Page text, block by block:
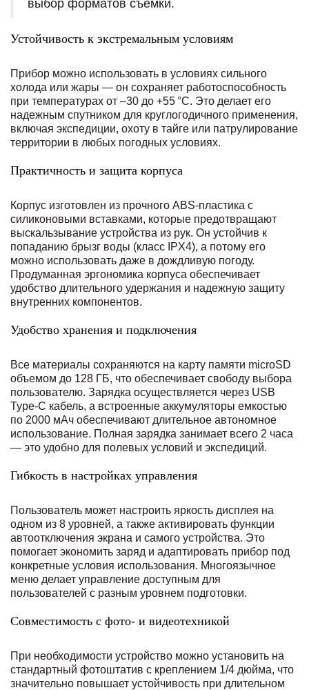
выбор форматов съемки.
Устойчивость к экстремальным условиям
Прибор можно использовать в условиях сильного
холода или жары — он сохраняет работоспособность
при температурах от –30 до +55 °C. Это делает его
надежным спутником для круглогодичного применения,
включая экспедиции, охоту в тайге или патрулирование
территории в любых погодных условиях.
Практичность и защита корпуса
Корпус изготовлен из прочного ABS-пластика с
силиконовыми вставками, которые предотвращают
выскальзывание устройства из рук. Он устойчив к
попаданию брызг воды (класс IPX4), а потому его
можно использовать даже в дождливую погоду.
Продуманная эргономика корпуса обеспечивает
удобство длительного удержания и надежную защиту
внутренних компонентов.
Удобство хранения и подключения
Все материалы сохраняются на карту памяти microSD
объемом до 128 ГБ, что обеспечивает свободу выбора
пользователю. Зарядка осуществляется через USB
Type-C кабель, а встроенные аккумуляторы емкостью
по 2000 мАч обеспечивают длительное автономное
использование. Полная зарядка занимает всего 2 часа
— это удобно для полевых условий и экспедиций.
Гибкость в настройках управления
Пользователь может настроить яркость дисплея на
одном из 8 уровней, а также активировать функции
автоотключения экрана и самого устройства. Это
помогает экономить заряд и адаптировать прибор под
конкретные условия использования. Многоязычное
меню делает управление доступным для
пользователей с разным уровнем подготовки.
Совместимость с фото- и видеотехникой
При необходимости устройство можно установить на
стандартный фотоштатив с креплением 1/4 дюйма, что
значительно повышает устойчивость при длительном